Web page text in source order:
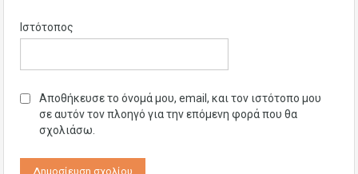
Ιστότοπος
Αποθήκευσε το όνομά μου, email, και τον ιστότοπο μου
σε αυτόν τον πλοηγό για την επόμενη φορά που θα
σχολιάσω.